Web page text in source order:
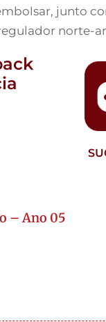
junto
norte-
– Ano 05